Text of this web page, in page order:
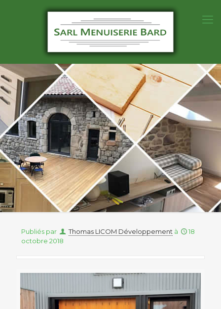
Publiés par Thomas LICOM Développement à
18
octobre 2018